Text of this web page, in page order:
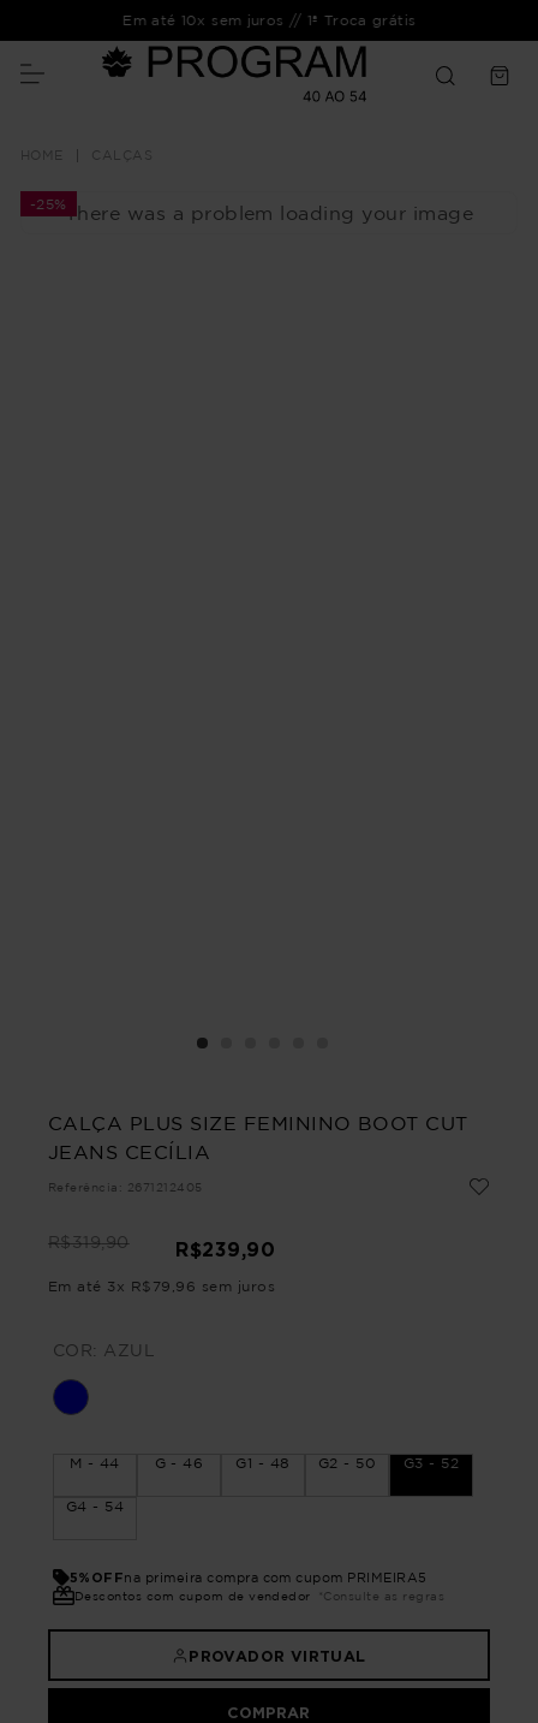
Em até 10x sem juros // 1ª Troca grátis
CALÇAS
There was a problem loading your image
-25%
CALÇA PLUS SIZE FEMININO BOOT CUT
JEANS CECÍLIA
Referência : 2671212405
R$319,90 R$239,90
Em até 3x R$ 79 96 sem juros
COR: AZUL
M - 44 G - 46 G1 - 48 G2 - 50 G3 - 52
G4 - 54
5%OFFna primeira compra com cupom PRIMEIRA5
Descontos com cupom de vendedor *Consulte as regras
PROVADOR VIRTUAL
COMPRAR